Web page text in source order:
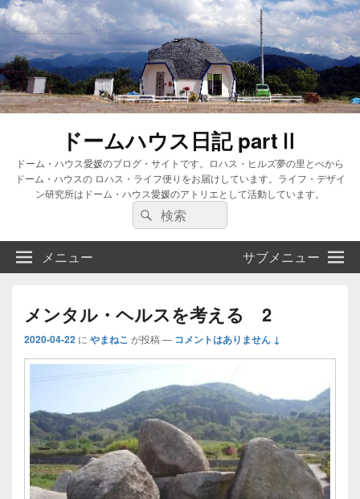
ドームハウス日記 partⅡ
ドーム・ハウス愛媛のブログ・サイトです。ロハス・ヒルズ夢の里とべから
ドーム・ハウスの ロハス・ライフ便りをお届けしています。ライフ・デザイ
ン研究所はドーム・ハウス愛媛のアトリエとして活動しています。
検
索:
検
索
メニュー サブメニュー
メンタル・ヘルスを考える 2
2020-04-22 に やまねこ が投稿 — コメントはありません ↓